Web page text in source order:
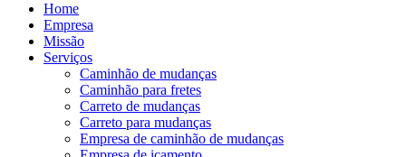
Home
Empresa
Missão
Serviços
Caminhão de mudanças
Caminhão para fretes
Carreto de mudanças
Carreto para mudanças
Empresa de caminhão de mudanças